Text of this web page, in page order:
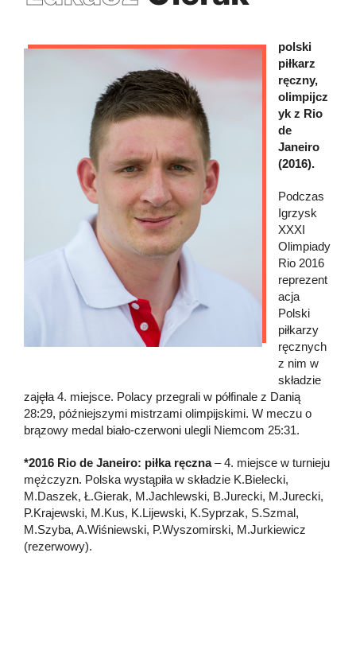
polski
piłkarz
ręczny,
olimpijcz
yk z Rio
de
Janeiro
(2016).
Podczas
Igrzysk
XXXI
Olimpiady
Rio 2016
reprezent
acja
Polski
piłkarzy
ręcznych
z nim w
składzie
zajęła 4. miejsce. Polacy przegrali w półfinale z Danią
28:29, późniejszymi mistrzami olimpijskimi. W meczu o
brązowy medal biało-czerwoni ulegli Niemcom 25:31.
*2016 Rio de Janeiro: piłka ręczna– 4. miejsce w turnieju
mężczyzn. Polska wystąpiła w składzie K.Bielecki,
M.Daszek, Ł.Gierak, M.Jachlewski, B.Jurecki, M.Jurecki,
P.Krajewski, M.Kus, K.Lijewski, K.Syprzak, S.Szmal,
M.Szyba, A.Wiśniewski, P.Wyszomirski, M.Jurkiewicz
(rezerwowy).